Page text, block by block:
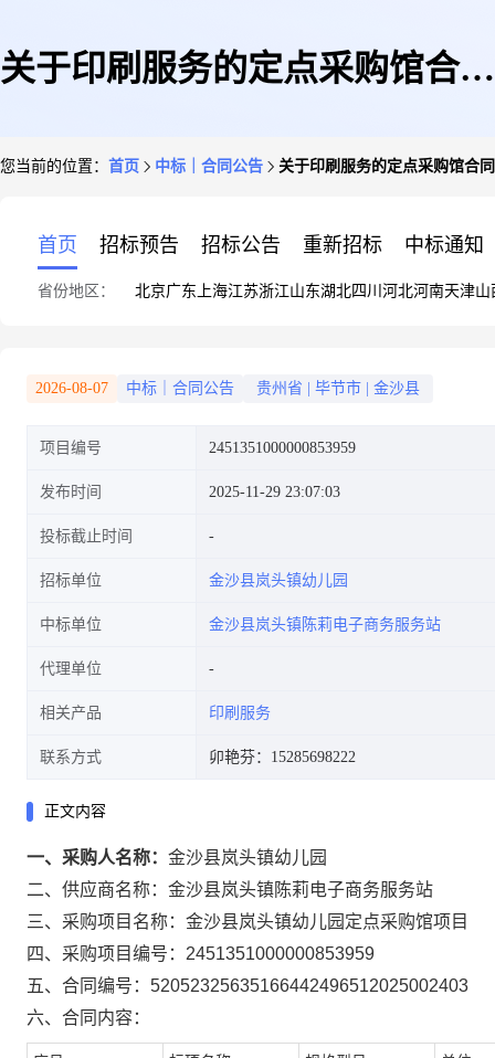
关于印刷服务的定点采购馆合同
您当前的位置： 首页 中标｜合同公告 关于印刷服务的定点采购馆合
首页 招标预告 招标公告 重新招标 中标通知
省份地区： 北京广东 上海江苏浙江山东湖北四川 河北河南天津山
2026-08-07 中标｜合同公告 贵州省 毕节市 金沙县
项目编号 2451351000000853959
发布时间 2025-11-29 23:07:03
投标截止时间
招标单位 金沙县岚头镇幼儿园
中标单位 金沙县岚头镇陈莉电子商务服务站
代理单位
相关产品 印刷服务
联系方式 卯艳芬：15285698222
正文内容
一、采购人名称： 金沙县岚头镇幼儿园
二、供应商名称： 金沙县岚头镇陈莉电子商务服务站
三、采购项目名称： 金沙县岚头镇幼儿园定点采购馆项目
四、采购项目编号： 2451351000000853959
五、合同编号： 52052325635166442496512025002403
六、合同内容：